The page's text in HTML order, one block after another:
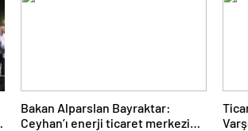
Bakan Alparslan Bayraktar:
Ceyhan’ı enerji ticaret merkezi